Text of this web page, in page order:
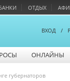
ОТДЫХ
ВХОД /
ОНЛАЙНЫ
губернаторов